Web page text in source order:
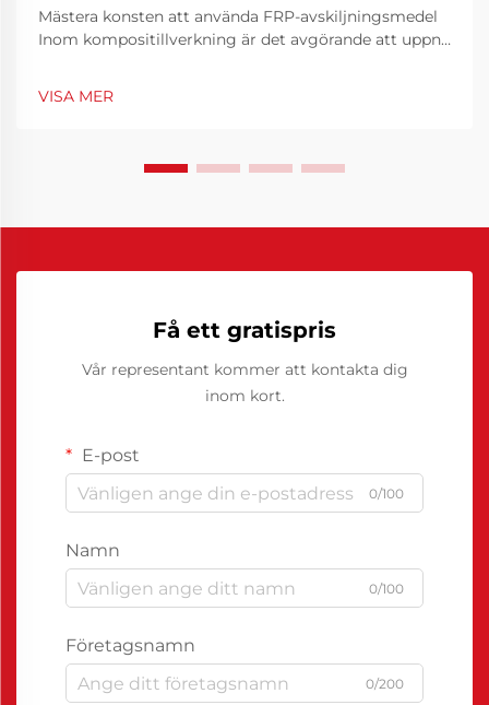
Mästera konsten att använda FRP-avskiljningsmedel
Inom kompositillverkning är det avgörande att uppnå
avskiljningsmedel spelar en viktig roll i denna pr...
VISA MER
Få ett gratispris
Vår representant kommer att kontakta dig
inom kort.
E-post
0/100
Namn
0/100
Företagsnamn
0/200